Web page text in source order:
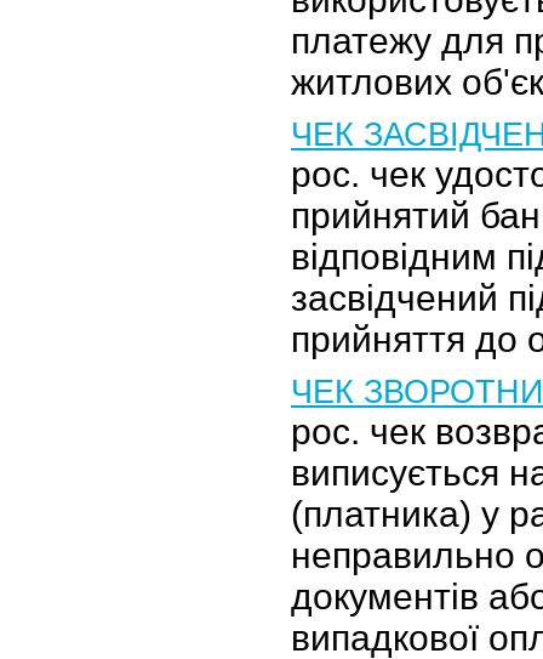
платежу для
житлових
ЧЕК
рос. чек
прийнятий
відповідним
засвідчений
прийняття до
ЧЕК
рос. чек
виписується
(платника) у
неправильно
документів
випадкової